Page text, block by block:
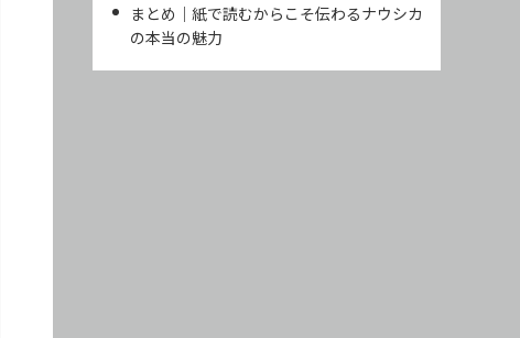
まとめ｜紙で読むからこそ伝わるナウシカ
の本当の魅力